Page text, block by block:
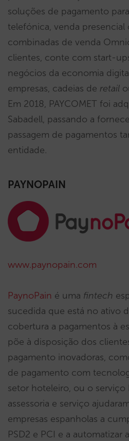
soluções de pagamento
telefónica, venda presencial
combinadas de venda
clientes, conte com start-
negócios da economia
empresas, cadeias de retail
Em 2018, PAYCOMET foi
Sabadell, passando a
passagem de pagamentos
entidade.
PAYNOPAIN
www.paynopain.com
PaynoPain é uma fintech
sucedida que está no ativo
cobertura a pagamentos à
põe à disposição dos
pagamento inovadoras,
de pagamento com
setor hoteleiro, ou o serviço
assessoria e serviço
empresas espanholas a
PSD2 e PCI e a automatizar